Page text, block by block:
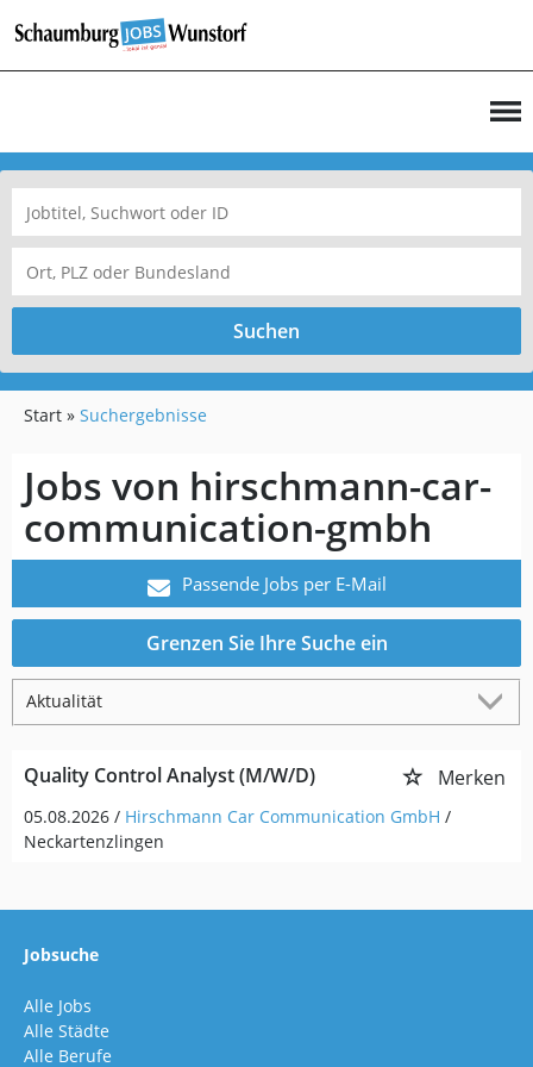
Suchen
Start Suchergebnisse
Jobs von hirschmann-car-
communication-gmbh
Passende Jobs per E-Mail
Grenzen Sie Ihre Suche ein
Quality Control Analyst (M/W/D) Merken
05.08.2026 / Hirschmann Car Communication GmbH /
Neckartenzlingen
Jobsuche
Alle Jobs
Alle Städte
Alle Berufe